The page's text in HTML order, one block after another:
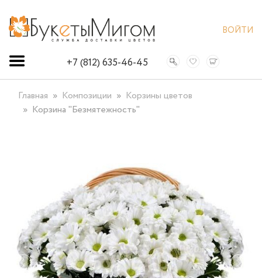
ВОЙТИ
+7 (812) 635-46-45
Главная Композиции
Корзины цветов
Корзина "Безмятежность"